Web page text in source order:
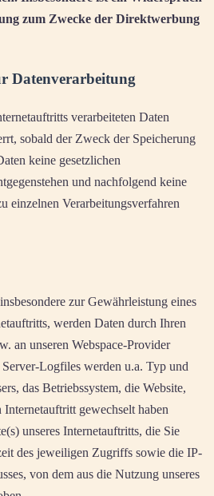
zum Zwecke der Direktwerbung
Datenverarbeitung
verarbeiteten Daten
sobald der Zweck der Speicherung
keine gesetzlichen
und nachfolgend keine
einzelnen Verarbeitungsverfahren
zur Gewährleistung eines
werden Daten durch Ihren
an unseren Webspace-Provider
Logfiles werden u.a. Typ und
das Betriebssystem, die Website,
Internetauftritt gewechselt haben
unseres Internetauftritts, die Sie
des jeweiligen Zugriffs sowie die IP-
von dem aus die Nutzung unseres